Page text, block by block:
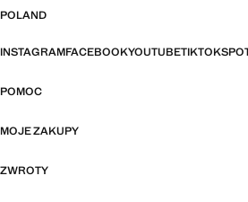
POLAND
INSTAGRAMFACEBOOKYOUTUBETIKTOK
POMOC
MOJE ZAKUPY
ZWROTY